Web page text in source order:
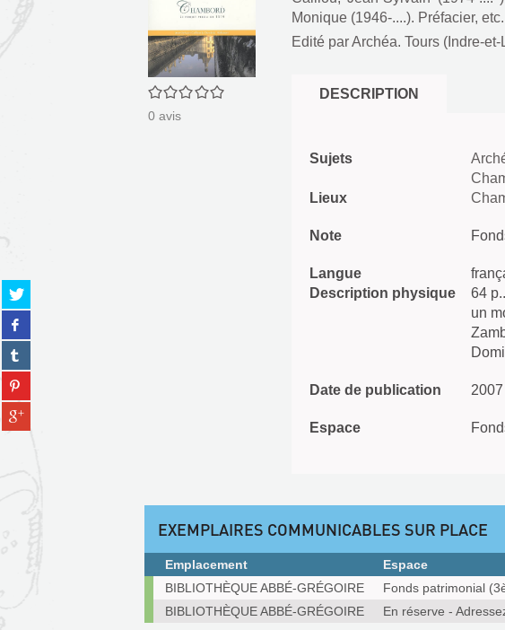
Partager
sur
twitter
(Nouvelle
fenêtre)
Partager
sur
facebook
(Nouvelle
fenêtre)
Partager
sur
tumblr
(Nouvelle
fenêtre)
Partager
sur
pinterest
(Nouvelle
Partager
sur
0/5
0 avis
Monique (1946-....). Préfacier, etc.
Edité parArchéa. Tours (Indre-et-
DESCRIPTION
Sujets
Lieux
Note
Langue
Description physique
64
un
Date de publication 2007
Espace
EXEMPLAIRES COMMUNICABLES SUR PLACE
Exemplaires
communicables
sur
Emplacement Espace
BIBLIOTHÈQUE ABBÉ-GRÉGOIRE
Fonds patrimonial
BIBLIOTHÈQUE ABBÉ-GRÉGOIRE
En réserve -